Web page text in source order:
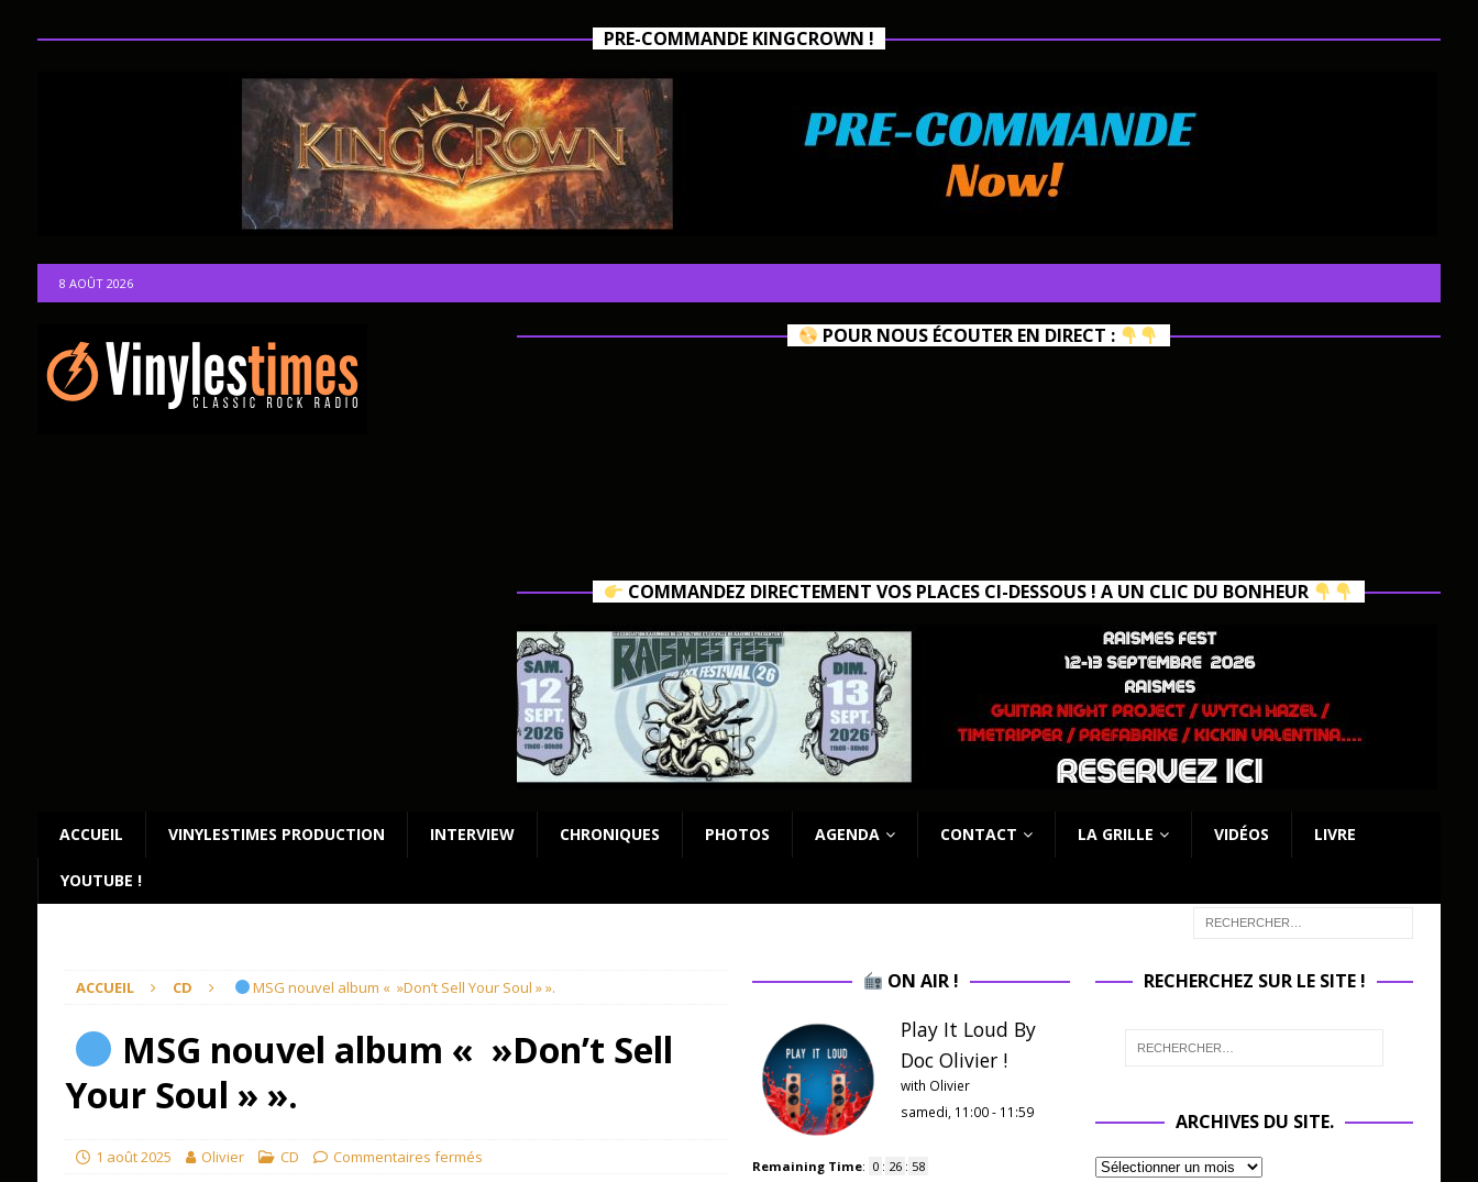
PRE-COMMANDE KINGCROWN !
8 AOÛT 2026
POUR NOUS ÉCOUTER EN DIRECT :
COMMANDEZ DIRECTEMENT VOS PLACES CI-DESSOUS ! A UN CLIC DU BONHEUR
ACCUEIL VINYLESTIMES PRODUCTION INTERVIEW CHRONIQUES PHOTOS AGENDA CONTACT LA GRILLE VIDÉOS LIVRE
YOUTUBE !
ACCUEIL CD MSG nouvel album « »Don’t Sell Your Soul » ».
MSG nouvel album « »Don’t Sell
Your Soul » ».
1 août 2025 Olivier CD Commentaires fermés
ON AIR !
Play It Loud By
Doc Olivier !
with Olivier
samedi, 11:00 - 11:59
Remaining Time: 0 : 26 : 57
RECHERCHEZ SUR LE SITE !
ARCHIVES DU SITE.